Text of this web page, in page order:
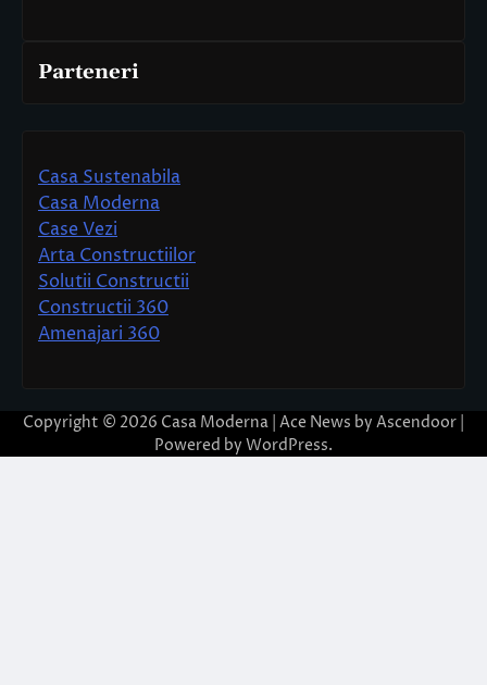
Parteneri
Casa Sustenabila
Casa Moderna
Case Vezi
Arta Constructiilor
Solutii Constructii
Constructii 360
Amenajari 360
Copyright © 2026 Casa Moderna | Ace News by Ascendoor
Powered by WordPress.